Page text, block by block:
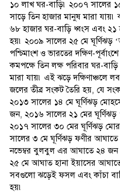
১০ লাখ ঘর-বাড়ি৷ ২০০৭ সালের
সাড়ে তিন হাজার মানুষ মারা যায়৷
৬৮ হাজার ঘর-বাড়ি ধ্বংস এবং ২১
হয়৷ ২০০৯ সালের ২৫ মে ঘূর্ণিঝড়
পশ্চিমাংশ ও ভারতের দক্ষিণ-
কমপক্ষে তিন লক্ষ পরিবার ঘর-বাড়ি
মারা যায়৷ এই ঝড়ে দক্ষিণাঞ্চলে
জলের তীব্র সংকট তৈরি হয়, যে
২০১৩ সালের ১৪ মে ঘূর্ণিঝড়
জন, ২০১৬ সালের ২১ মের
২০১৭ সালের ৩০ মের ঘূর্ণিঝড়
সালের ৩ মে ঘূর্ণিঝড় ফণীর
নভেম্বর বুলবুল এর আঘাতে ২৪ জন
২৫ মে আঘাত হানা ইয়াসের
সবগুলো ঝড়েই ফসল এবং কাঁচা
হয়৷